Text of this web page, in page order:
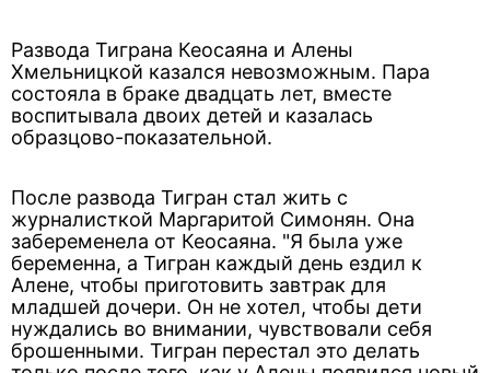
Развода Тиграна Кеосаяна и Алены
Хмельницкой казался невозможным. Пара
состояла в браке двадцать лет, вместе
воспитывала двоих детей и казалась
образцово-показательной.
После развода Тигран стал жить с
журналисткой Маргаритой Симонян. Она
забеременела от Кеосаяна. "Я была уже
беременна, а Тигран каждый день ездил к
Алене, чтобы приготовить завтрак для
младшей дочери. Он не хотел, чтобы дети
нуждались во внимании, чувствовали себя
брошенными. Тигран перестал это делать